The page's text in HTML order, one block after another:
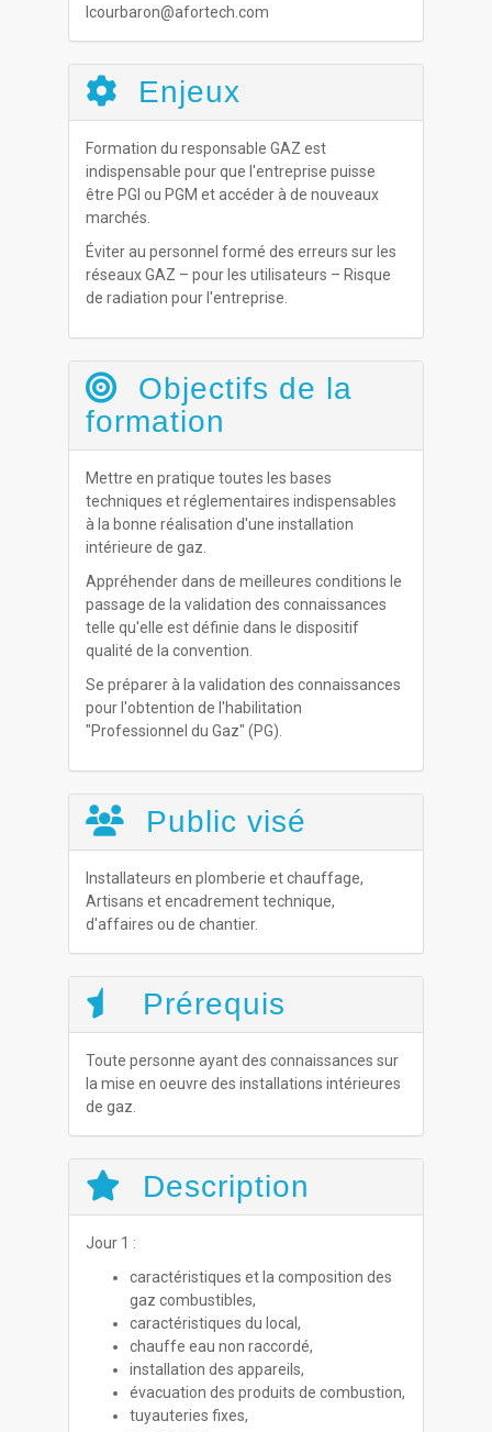
lcourbaron@afortech.com
Enjeux
Formation du responsable GAZ est
indispensable pour que l'entreprise puisse
être PGI ou PGM et accéder à de nouveaux
marchés.
Éviter au personnel formé des erreurs sur les
réseaux GAZ – pour les utilisateurs – Risque
de radiation pour l'entreprise.
Objectifs de la
formation
Mettre en pratique toutes les bases
techniques et réglementaires indispensables
à la bonne réalisation d'une installation
intérieure de gaz.
Appréhender dans de meilleures conditions le
passage de la validation des connaissances
telle qu'elle est définie dans le dispositif
qualité de la convention.
Se préparer à la validation des connaissances
pour l'obtention de l'habilitation
"Professionnel du Gaz" (PG).
Public visé
Installateurs en plomberie et chauffage,
Artisans et encadrement technique,
d'affaires ou de chantier.
Prérequis
Toute personne ayant des connaissances sur
la mise en oeuvre des installations intérieures
de gaz.
Description
Jour 1 :
caractéristiques et la composition des
gaz combustibles,
caractéristiques du local,
chauffe eau non raccordé,
installation des appareils,
évacuation des produits de combustion,
tuyauteries fixes,